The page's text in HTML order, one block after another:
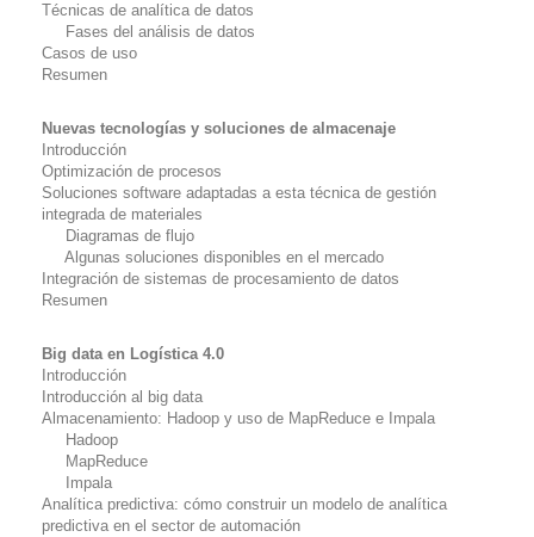
Técnicas de analítica de datos
Fases del análisis de datos
Casos de uso
Resumen
Nuevas tecnologías y soluciones de almacenaje
Introducción
Optimización de procesos
Soluciones software adaptadas a esta técnica de gestión
integrada de materiales
Diagramas de flujo
Algunas soluciones disponibles en el mercado
Integración de sistemas de procesamiento de datos
Resumen
Big dataen Logística 4.0
Introducción
Introducción al big data
Almacenamiento: Hadoop y uso de MapReduce e Impala
Hadoop
MapReduce
Impala
Analítica predictiva: cómo construir un modelo de analítica
predictiva en el sector de automación